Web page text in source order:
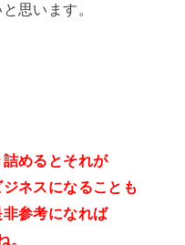
思います。
めるとそれが
ネスになることも
参考になれば
。